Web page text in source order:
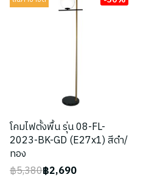
โคมไฟตั้งพื้น รุ่น 08-FL-
2023-BK-GD (E27x1) สีดำ/
ทอง
฿5,380฿2,690